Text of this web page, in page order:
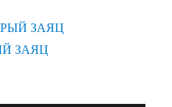
ЗАЯЦ
ЗАЯЦ